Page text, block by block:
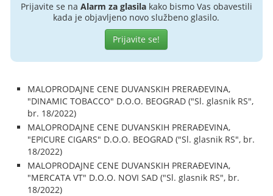
Prijavite se na Alarm za glasilakako bismo Vas obavestili
kada je objavljeno novo službeno glasilo.
Prijavite se!
MALOPRODAJNE CENE DUVANSKIH PRERAĐEVINA,
"DINAMIC TOBACCO" D.O.O. BEOGRAD ("Sl. glasnik RS",
br. 18/2022)
MALOPRODAJNE CENE DUVANSKIH PRERAĐEVINA,
"EPICURE CIGARS" D.O.O. BEOGRAD ("Sl. glasnik RS", br.
18/2022)
MALOPRODAJNE CENE DUVANSKIH PRERAĐEVINA,
"MERCATA VT" D.O.O. NOVI SAD ("Sl. glasnik RS", br.
18/2022)